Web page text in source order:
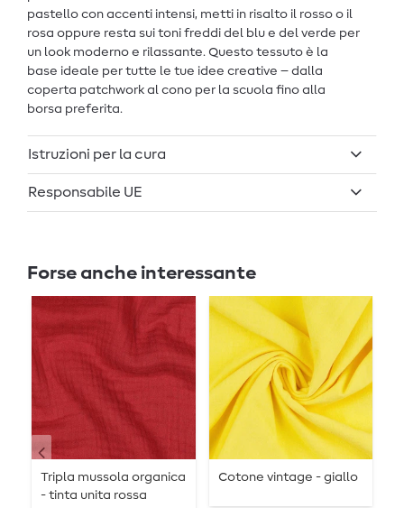
pastello con accenti intensi, metti in risalto il rosso o il
rosa oppure resta sui toni freddi del blu e del verde per
un look moderno e rilassante. Questo tessuto è la
base ideale per tutte le tue idee creative – dalla
coperta patchwork al cono per la scuola fino alla
borsa preferita.
Istruzioni per la cura
Responsabile UE
Forse anche interessante
Tripla mussola organica
- tinta unita rossa
Cotone vintage - giallo